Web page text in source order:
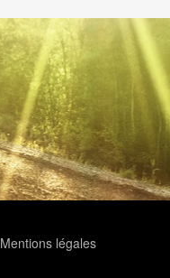
Mentions légales